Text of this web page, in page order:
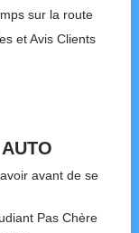
sur la route
et Avis Clients
avant de se
Pas Chère